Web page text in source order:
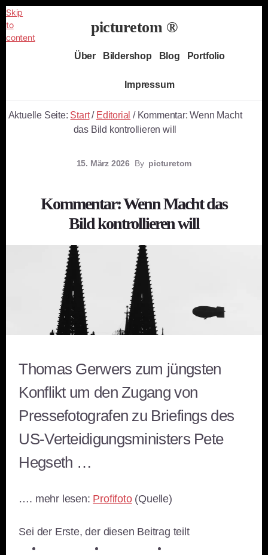
Skip
to
content
picturetom ®
Independent
Über Bildershop Blog Portfolio
Impressum
Aktuelle Seite: Start / Editorial /Kommentar: Wenn Macht
das Bild kontrollieren will
15. März 2026 By picturetom
Kommentar: Wenn Macht das
Bild kontrollieren will
Thomas Gerwers zum jüngsten
Konflikt um den Zugang von
Pressefotografen zu Briefings des
US-Verteidigungsministers Pete
Hegseth …
…. mehr lesen: Profifoto(Quelle)
Sei der Erste, der diesen Beitrag teilt